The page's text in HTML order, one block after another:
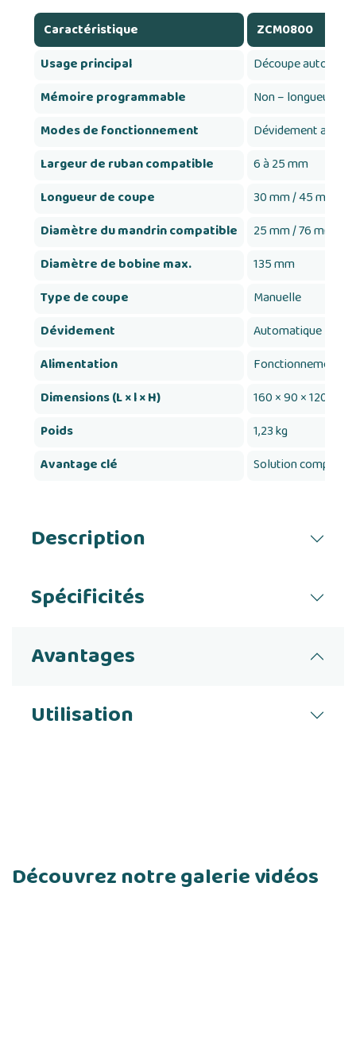
Caractéristique
ZCM0800
Usage principal
Découpe
Mémoire programmable
Non – longueurs
Modes de fonctionnement
Dévidement
Largeur de ruban compatible
6 à 25 mm
Longueur de coupe
30 mm / 45 mm /
Diamètre du mandrin compatible
25 mm / 76 mm
Diamètre de bobine max.
135 mm
Type de coupe
Manuelle
Dévidement
Automatique
Alimentation
Fonctionnement
Dimensions (L × l × H)
160 × 90 × 120 mm
Poids
1,23 kg
Avantage clé
Solution
Description
Spécificités
Avantages
Utilisation
Découvrez notre galerie vidéos